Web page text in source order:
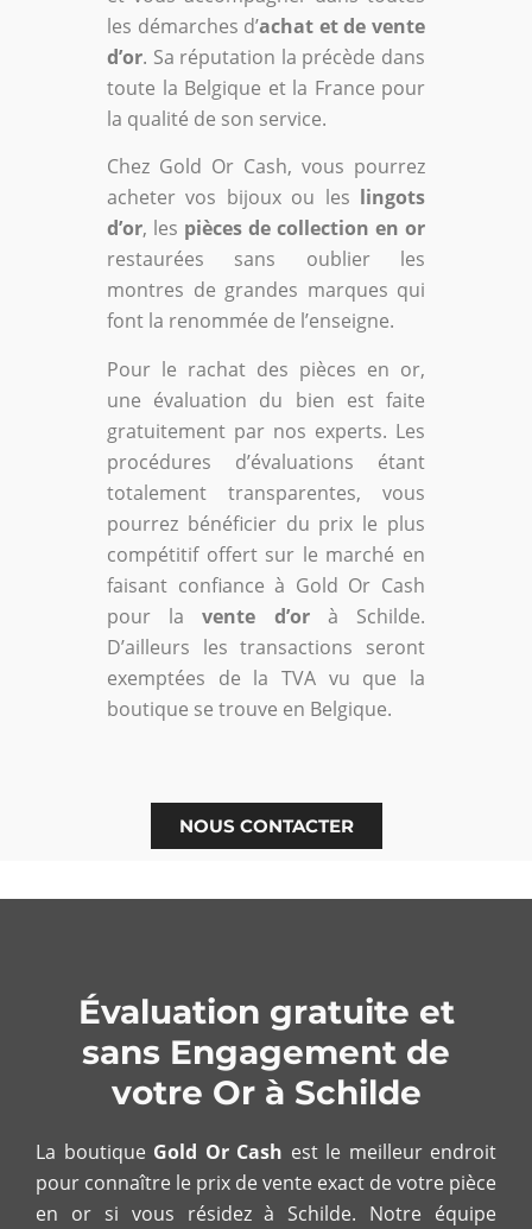
les démarches d’achat et de vente
d’or. Sa réputation la précède dans
toute la Belgique et la France pour
la qualité de son service.
Chez Gold Or Cash, vous pourrez
acheter vos bijoux ou les lingots
d’or, les pièces de collection en or
restaurées sans oublier les
montres de grandes marques qui
font la renommée de l’enseigne.
Pour le rachat des pièces en or,
une évaluation du bien est faite
gratuitement par nos experts. Les
procédures d’évaluations étant
totalement transparentes, vous
pourrez bénéficier du prix le plus
compétitif offert sur le marché en
faisant confiance à Gold Or Cash
pour lavente d’orà Schilde.
D’ailleurs les transactions seront
exemptées de la TVA vu que la
boutique se trouve en Belgique.
NOUS CONTACTER
Évaluation gratuite et
sans Engagement de
votre Or à Schilde
La boutique Gold Or Cash est le meilleur endroit
pour connaître le prix de vente exact de votre pièce
en or si vous résidez à Schilde. Notre équipe